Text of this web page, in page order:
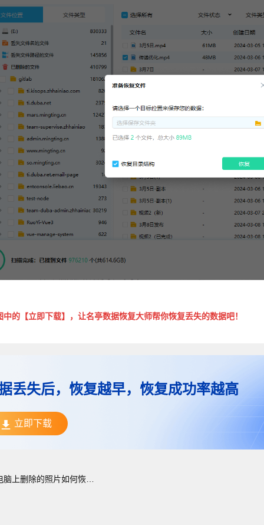
中的【立即下载】，让名亭数据恢复大师帮你恢复丢失的数据吧！
丢失后，恢复越早，恢复成功率越高
立即下载
电脑上删除的照片如何恢复？